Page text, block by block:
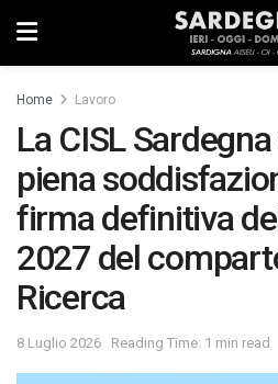
Home Lavoro
La CISL
piena
firma definitiva
2027 del
Ricerca
8 Luglio 2026 Reading Time: 1 min read